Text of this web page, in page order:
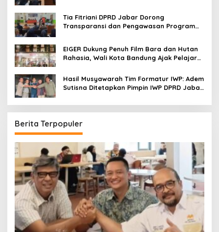
Tia Fitriani DPRD Jabar Dorong
Transparansi dan Pengawasan Program
EIGER Dukung Penuh Film Bara dan Hutan
Rahasia, Wali Kota Bandung Ajak Pelajar
Hasil Musyawarah Tim Formatur IWP: Adem
Sutisna Ditetapkan Pimpin IWP DPRD Jabar
Berita Terpopuler